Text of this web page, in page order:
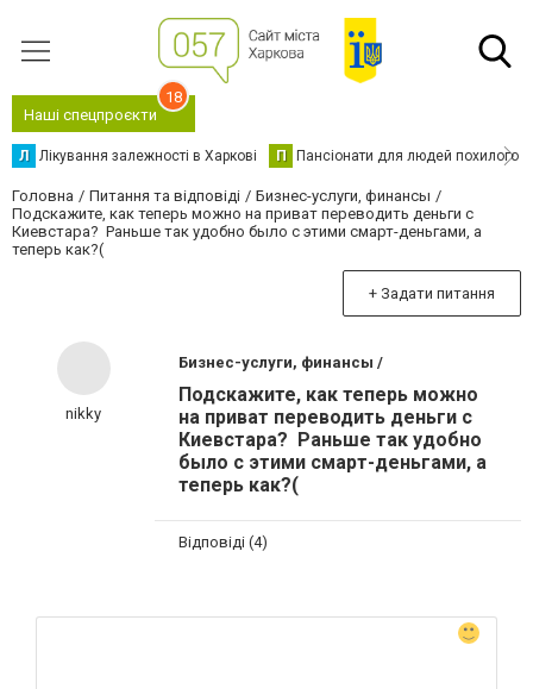
Наші спецпроєкти
18
Л Лікування залежності в Харкові П Пансіонати для людей похилого
Головна Питання та відповіді
Бизнес-услуги, финансы
Подскажите, как теперь можно на приват переводить деньги с
Киевстара? Раньше так удобно было с этими смарт-деньгами, а
теперь как?(
+ Задати питання
nikky
Бизнес-услуги, финансы /
Подскажите, как теперь можно
на приват переводить деньги с
Киевстара? Раньше так удобно
было с этими смарт-деньгами, а
теперь как?(
Відповіді (4)